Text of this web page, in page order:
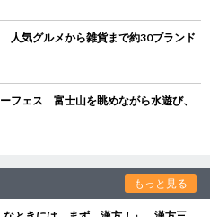
人気グルメから雑貨まで約30ブランド
フェス 富士山を眺めながら水遊び、
もっと見る